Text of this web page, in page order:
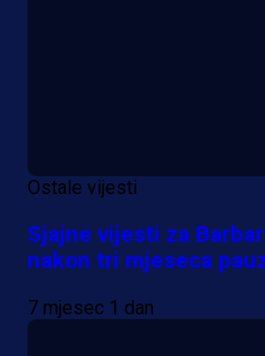
Ostale vijesti
Sjajne vijesti za
nakon tri mjeseca
7 mjesec 1 dan